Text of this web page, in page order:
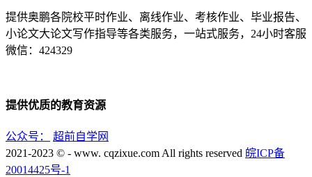
提供奥鹏各院校平时作业、离线作业、考核作业、毕业报告、
小论文大论文写作指导等各类服务，一站式服务，24小时客服
微信：424329
提供优质的教育资源
公众号：
超前自学网
2021-2023 © - www. cqzixue.com All rights reserved 皖ICP备
20014425号-1